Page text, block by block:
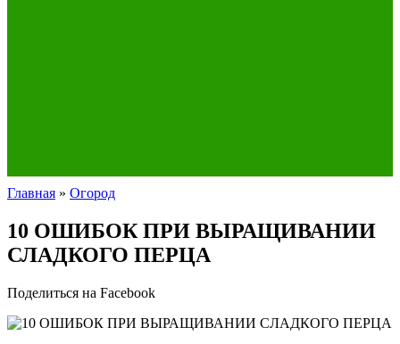
Главная » Огород
10 ОШИБОК ПРИ ВЫРАЩИВАНИИ
СЛАДКОГО ПЕРЦА
Поделиться на Facebook